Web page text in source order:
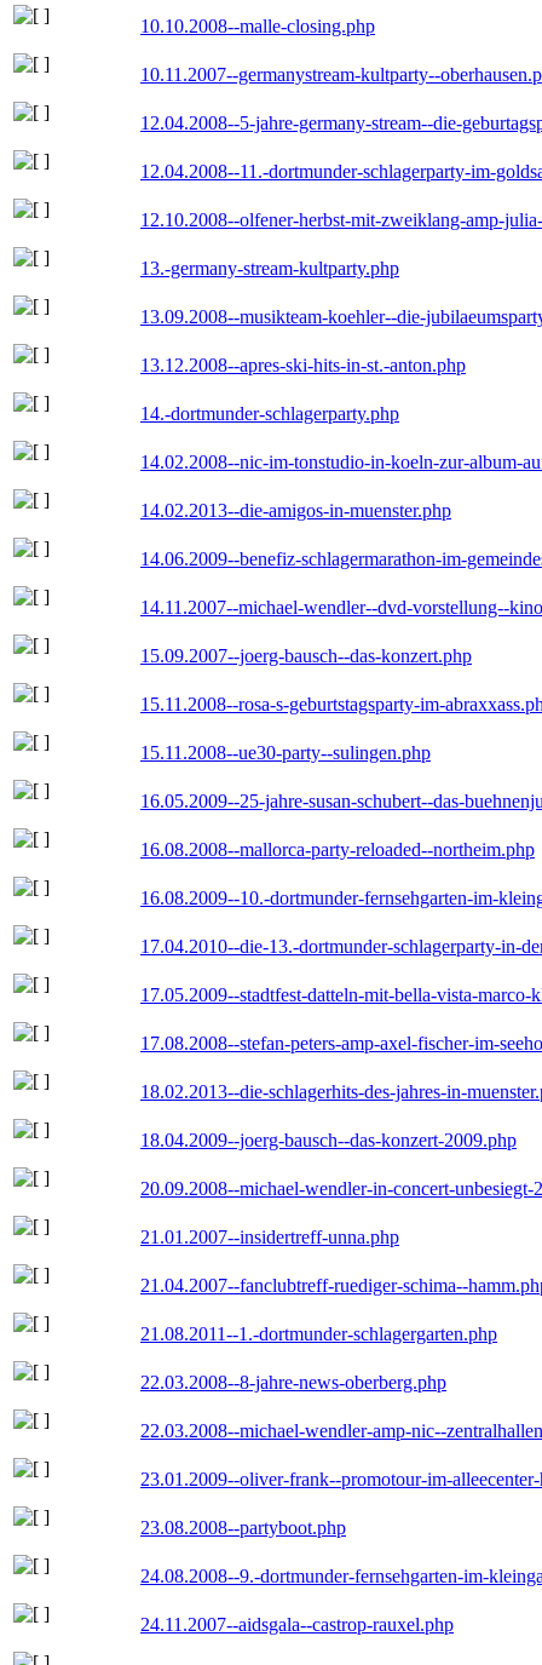
10.10.2008--malle-closing.php
10.11.2007--germanystream-kultparty--
12.04.2008--5-jahre-germany-stream--die-
12.04.2008--11.-dortmunder-schlagerparty-im-
12.10.2008--olfener-herbst-mit-zweiklang-amp-
13.-germany-stream-kultparty.php
13.09.2008--musikteam-koehler--die-
13.12.2008--apres-ski-hits-in-st.-anton.php
14.-dortmunder-schlagerparty.php
14.02.2008--nic-im-tonstudio-in-koeln-zur-album-
14.02.2013--die-amigos-in-muenster.php
14.06.2009--benefiz-schlagermarathon-im-
14.11.2007--michael-wendler--dvd-vorstellung--
15.09.2007--joerg-bausch--das-konzert.php
15.11.2008--rosa-s-geburtstagsparty-im-
15.11.2008--ue30-party--sulingen.php
16.05.2009--25-jahre-susan-schubert--das-
16.08.2008--mallorca-party-reloaded--northeim.php
16.08.2009--10.-dortmunder-fernsehgarten-im-
17.04.2010--die-13.-dortmunder-schlagerparty-in-
17.05.2009--stadtfest-datteln-mit-bella-vista-marco-
17.08.2008--stefan-peters-amp-axel-fischer-im-
18.02.2013--die-schlagerhits-des-jahres-in-
18.04.2009--joerg-bausch--das-konzert-2009.php
20.09.2008--michael-wendler-in-concert-unbesiegt-
21.01.2007--insidertreff-unna.php
21.04.2007--fanclubtreff-ruediger-schima--
21.08.2011--1.-dortmunder-schlagergarten.php
22.03.2008--8-jahre-news-oberberg.php
22.03.2008--michael-wendler-amp-nic--
23.01.2009--oliver-frank--promotour-im-
23.08.2008--partyboot.php
24.08.2008--9.-dortmunder-fernsehgarten-im-
24.11.2007--aidsgala--castrop-rauxel.php